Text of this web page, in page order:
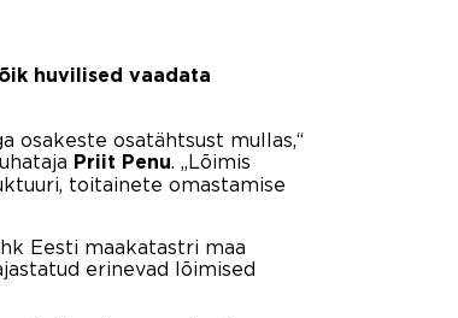
huvilised vaadata
osakeste osatähtsust mullas,“
Priit Penu
. „Lõimis
toitainete omastamise
Eesti maakatastri maa
erinevad lõimised